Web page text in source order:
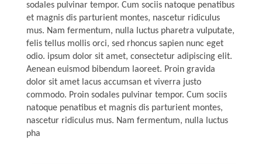
sodales pulvinar tempor. Cum sociis natoque penatibus
et magnis dis parturient montes, nascetur ridiculus
mus. Nam fermentum, nulla luctus pharetra vulputate,
felis tellus mollis orci, sed rhoncus sapien nunc eget
odio. ipsum dolor sit amet, consectetur adipiscing elit.
Aenean euismod bibendum laoreet. Proin gravida
dolor sit amet lacus accumsan et viverra justo
commodo. Proin sodales pulvinar tempor. Cum sociis
natoque penatibus et magnis dis parturient montes,
nascetur ridiculus mus. Nam fermentum, nulla luctus
pha